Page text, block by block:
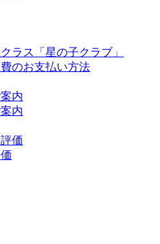
ラス「星の子クラブ」
のお支払い方法
内
内
価